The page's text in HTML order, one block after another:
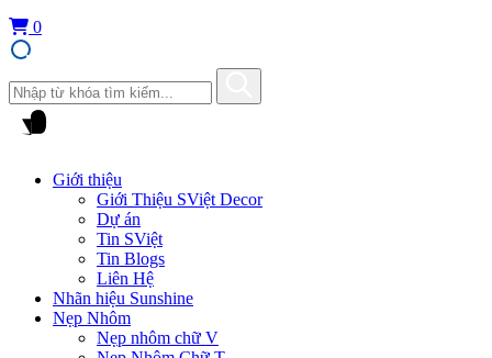
0
Giới thiệu
Giới Thiệu SViệt Decor
Dự án
Tin SViệt
Tin Blogs
Liên Hệ
Nhãn hiệu Sunshine
Nẹp Nhôm
Nẹp nhôm chữ V